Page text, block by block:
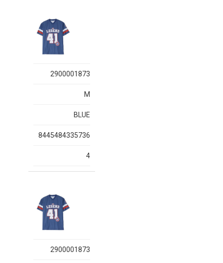
2900001873
M
BLUE
8445484335736
4
2900001873